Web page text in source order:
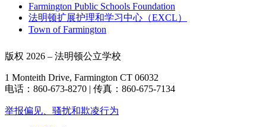
Farmington Public Schools Foundation
法明顿扩展护理和学习中心（EXCL）
Town of Farmington
版权 2026 – 法明顿公立学校
1 Monteith Drive, Farmington CT 06032
电话：860-673-8270 | 传真：860-675-7134
举报偏见、骚扰和欺凌行为